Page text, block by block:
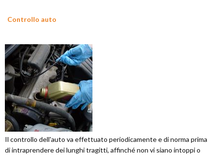
Controllo auto
Il controllo dell'auto va effettuato periodicamente e di norma prima
di intraprendere dei lunghi tragitti, affinché non vi siano intoppi o